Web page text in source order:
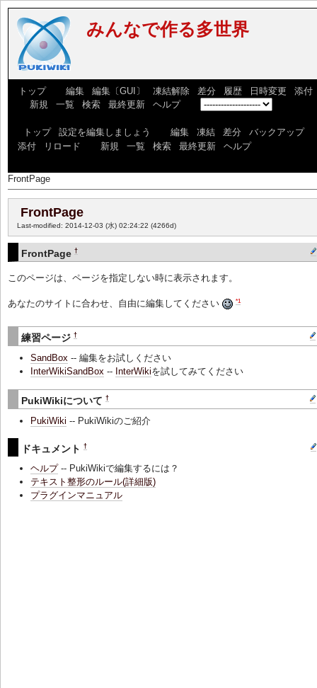
みんなで作る多世界
トップ] [ 編集| 編集〔GUI〕 凍結解除| 差分 履歴| 日時変更
添付
新規 一覧 検索| 最終更新| ヘルプ] [
トップ| 設定を編集しましょう 編集| 凍結| 差分 バックアップ|
添付| リロード 新規 一覧 検索| 最終更新| ヘルプ]
FrontPage
FrontPage
Last-modified: 2014-12-03 (水) 02:24:22 (4266d)
FrontPage †
このページは、ページを指定しない時に表示されます。
あなたのサイトに合わせ、自由に編集してください *1
練習ページ †
SandBox-- 編集をお試しください
InterWikiSandBox-- InterWikiを試してみてください
PukiWikiについて †
PukiWiki -- PukiWikiのご紹介
ドキュメント †
ヘルプ-- PukiWikiで編集するには？
テキスト整形のルール(詳細版)
プラグインマニュアル